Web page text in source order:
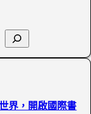
界，開啟國際書